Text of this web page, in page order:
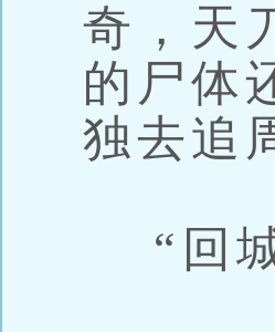
奇，天
的尸体
独去追
“回